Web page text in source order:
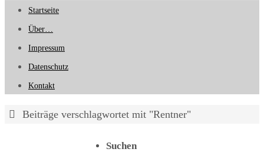
Zum
Inhalt
springen
Startseite
Über…
Impressum
Datenschutz
Kontakt
StartBeiträge verschlagwortet mit "Rentner"
Suchen